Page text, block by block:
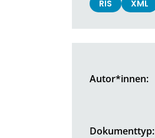
RIS XML
Autor*innen:
Dokumenttyp: